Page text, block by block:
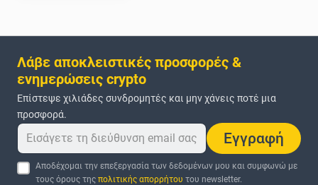
Λάβε αποκλειστικές προσφορές &
ενημερώσεις crypto
Επίστεψε χιλιάδες συνδρομητές και μην χάνεις ποτέ μια
προσφορά.
Εγγραφή
Αποδέχομαι την επεξεργασία των δεδομένων μου και συμφωνώ με
τους όρους τηςπολιτικής απορρήτου του newsletter.